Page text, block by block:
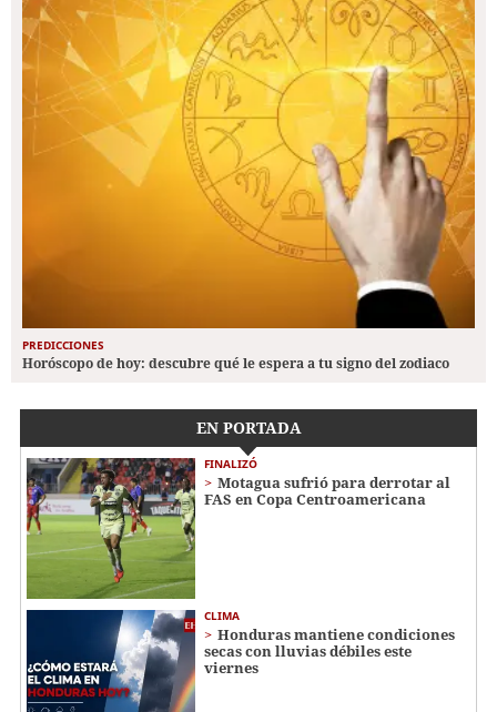
PREDICCIONES
Horóscopo de hoy: descubre qué le espera a tu signo del zodiaco
EN PORTADA
FINALIZÓ
Motagua sufrió para derrotar al
FAS en Copa Centroamericana
CLIMA
Honduras mantiene condiciones
secas con lluvias débiles este
viernes